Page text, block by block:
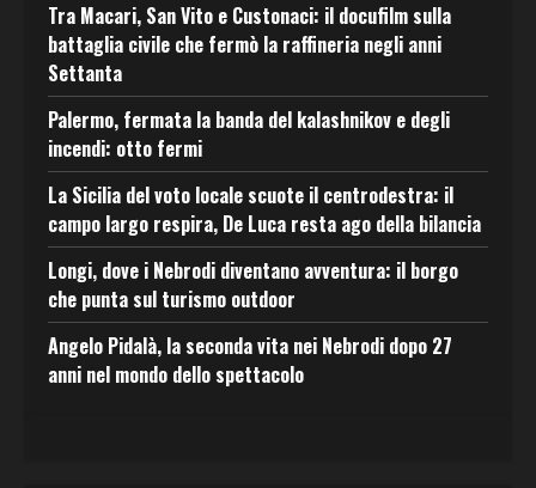
Tra Macari, San Vito e Custonaci: il docufilm sulla
battaglia civile che fermò la raffineria negli anni
Settanta
Palermo, fermata la banda del kalashnikov e degli
incendi: otto fermi
La Sicilia del voto locale scuote il centrodestra: il
campo largo respira, De Luca resta ago della bilancia
Longi, dove i Nebrodi diventano avventura: il borgo
che punta sul turismo outdoor
Angelo Pidalà, la seconda vita nei Nebrodi dopo 27
anni nel mondo dello spettacolo